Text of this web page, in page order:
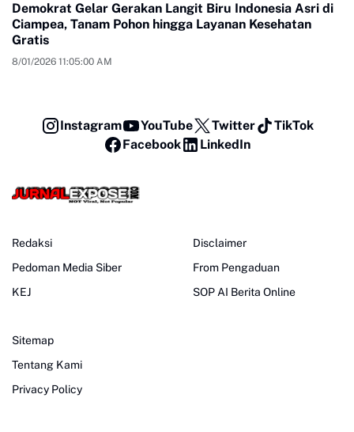
Demokrat Gelar Gerakan Langit Biru Indonesia Asri di
Ciampea, Tanam Pohon hingga Layanan Kesehatan
Gratis
8/01/2026 11:05:00 AM
Instagram YouTube Twitter
TikTok
Facebook
LinkedIn
Redaksi
Pedoman Media Siber
KEJ
Disclaimer
From Pengaduan
SOP AI Berita Online
Sitemap
Tentang Kami
Privacy Policy